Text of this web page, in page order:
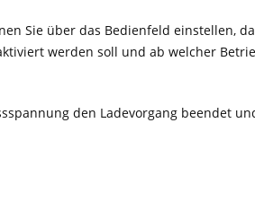
Sie über das Bedienfeld einstellen,
werden soll und ab welcher
den Ladevorgang beendet